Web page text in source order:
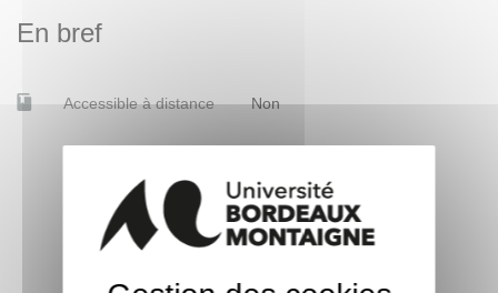
En bref
Accessible à distance Non